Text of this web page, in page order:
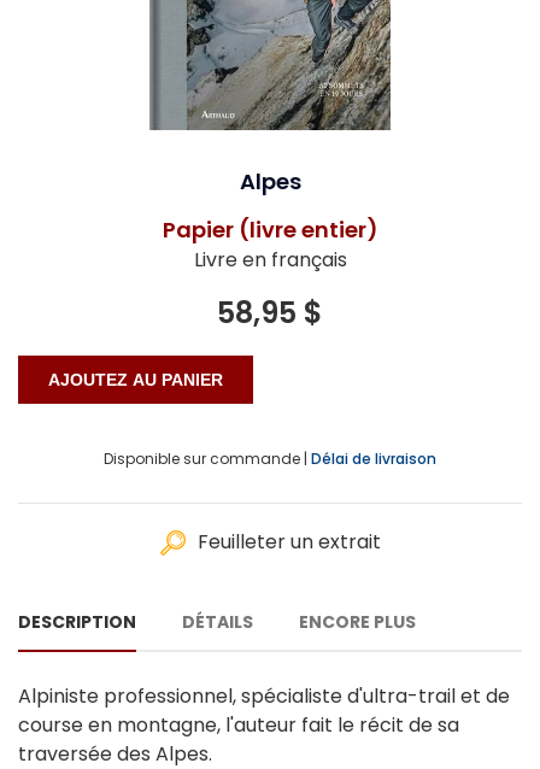
Alpes
Papier (livre entier)
Livre en français
58,95 $
Disponible sur commande | Délai de livraison
Feuilleter un extrait
DESCRIPTION DÉTAILS ENCORE PLUS
Alpiniste professionnel, spécialiste d'ultra-trail et de
course en montagne, l'auteur fait le récit de sa
traversée des Alpes.